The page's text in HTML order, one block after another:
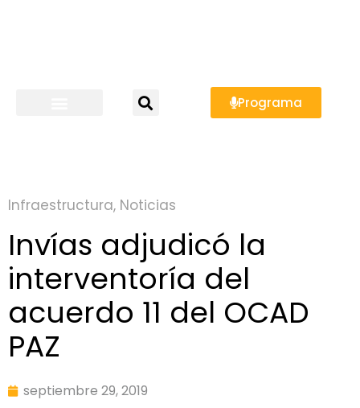
Programa
Infraestructura, Noticias
Invías adjudicó la
interventoría del
acuerdo 11 del OCAD
PAZ
septiembre 29, 2019